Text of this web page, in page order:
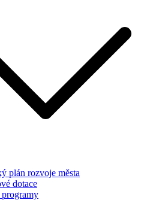
plán rozvoje města
dotace